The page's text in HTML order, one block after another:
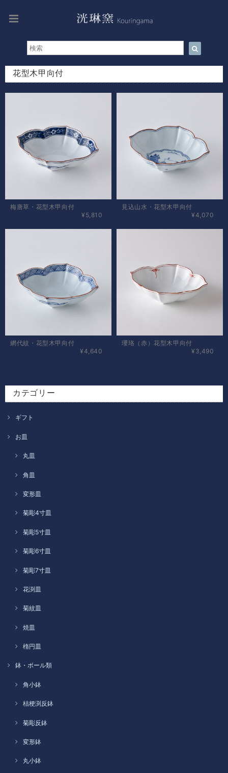
花型木甲向付
梅唐草・花型木甲向付
¥5,810
見込山水・花型木甲向付
¥4,070
網代紋・花型木甲向付
¥4,640
瓔珞（赤）花型木甲向付
¥3,490
カテゴリー
ギフト
お皿
丸皿
角皿
変形皿
菊彫4寸皿
菊彫5寸皿
菊彫6寸皿
菊彫7寸皿
花渕皿
菊紋皿
焼皿
楕円皿
鉢・ボール類
角小鉢
桔梗渕反鉢
菊彫反鉢
変形鉢
丸小鉢